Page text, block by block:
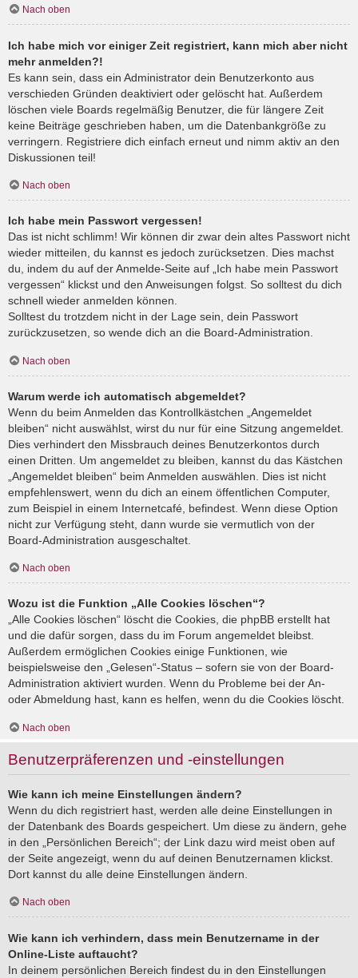
Nach oben
Ich habe mich vor einiger Zeit registriert, kann mich aber nicht
mehr anmelden?!
Es kann sein, dass ein Administrator dein Benutzerkonto aus
verschieden Gründen deaktiviert oder gelöscht hat. Außerdem
löschen viele Boards regelmäßig Benutzer, die für längere Zeit
keine Beiträge geschrieben haben, um die Datenbankgröße zu
verringern. Registriere dich einfach erneut und nimm aktiv an den
Diskussionen teil!
Nach oben
Ich habe mein Passwort vergessen!
Das ist nicht schlimm! Wir können dir zwar dein altes Passwort nicht
wieder mitteilen, du kannst es jedoch zurücksetzen. Dies machst
du, indem du auf der Anmelde-Seite auf „Ich habe mein Passwort
vergessen“ klickst und den Anweisungen folgst. So solltest du dich
schnell wieder anmelden können.
Solltest du trotzdem nicht in der Lage sein, dein Passwort
zurückzusetzen, so wende dich an die Board-Administration.
Nach oben
Warum werde ich automatisch abgemeldet?
Wenn du beim Anmelden das Kontrollkästchen „Angemeldet
bleiben“ nicht auswählst, wirst du nur für eine Sitzung angemeldet.
Dies verhindert den Missbrauch deines Benutzerkontos durch
einen Dritten. Um angemeldet zu bleiben, kannst du das Kästchen
„Angemeldet bleiben“ beim Anmelden auswählen. Dies ist nicht
empfehlenswert, wenn du dich an einem öffentlichen Computer,
zum Beispiel in einem Internetcafé, befindest. Wenn diese Option
nicht zur Verfügung steht, dann wurde sie vermutlich von der
Board-Administration ausgeschaltet.
Nach oben
Wozu ist die Funktion „Alle Cookies löschen“?
„Alle Cookies löschen“ löscht die Cookies, die phpBB erstellt hat
und die dafür sorgen, dass du im Forum angemeldet bleibst.
Außerdem ermöglichen Cookies einige Funktionen, wie
beispielsweise den „Gelesen“-Status – sofern sie von der Board-
Administration aktiviert wurden. Wenn du Probleme bei der An-
oder Abmeldung hast, kann es helfen, wenn du die Cookies löscht.
Nach oben
Benutzerpräferenzen und -einstellungen
Wie kann ich meine Einstellungen ändern?
Wenn du dich registriert hast, werden alle deine Einstellungen in
der Datenbank des Boards gespeichert. Um diese zu ändern, gehe
in den „Persönlichen Bereich“; der Link dazu wird meist oben auf
der Seite angezeigt, wenn du auf deinen Benutzernamen klickst.
Dort kannst du alle deine Einstellungen ändern.
Nach oben
Wie kann ich verhindern, dass mein Benutzername in der
Online-Liste auftaucht?
In deinem persönlichen Bereich findest du in den Einstellungen